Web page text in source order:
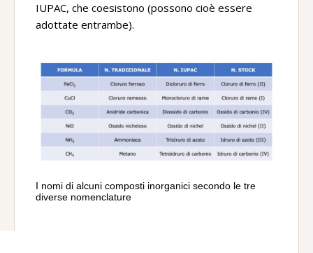
IUPAC, che coesistono (possono cioè essere
adottate entrambe).
I nomi di alcuni composti inorganici secondo le tre
diverse nomenclature